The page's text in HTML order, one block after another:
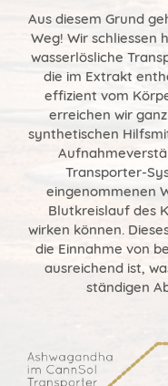
Aus diesem Grund
Weg! Wir schliessen
wasserlösliche
die im Extrakt
effizient vom
erreichen wir
synthetischen
Transporter-
eingenommenen
Blutkreislauf des
wirken können.
die Einnahme von
ausreichend ist,
ständigen